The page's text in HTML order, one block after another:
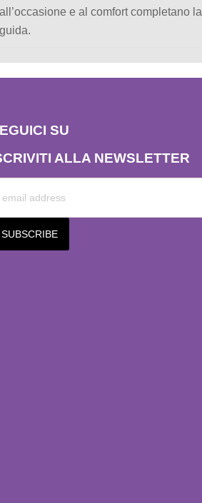
all’occasione e al comfort completano la
guida.
SU
ALLA NEWSLETTER